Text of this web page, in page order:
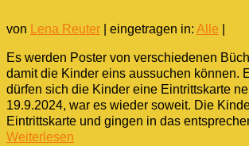
von Lena Reuter eingetragen in: Alle
Es werden Poster von verschiedenen
damit die Kinder eins aussuchen können.
dürfen sich die Kinder eine Eintrittskarte
19.9.2024, war es wieder soweit. Die
Eintrittskarte und gingen in das
Weiterlesen